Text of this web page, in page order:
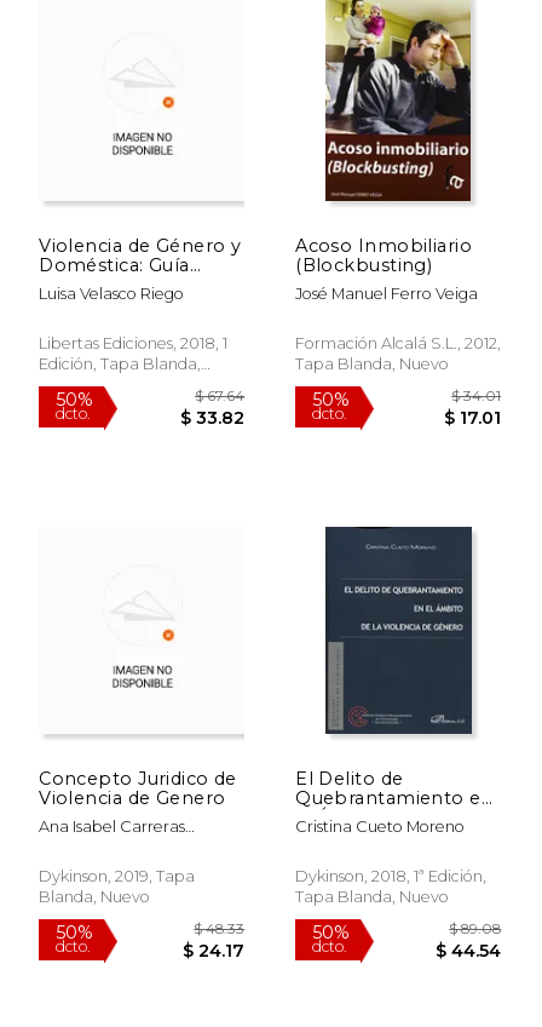
40%
dcto. $ 112.48
40%
dcto. $
50%
dcto.
$ 268.16
$ 134.08
50%
dcto. $
Violencia de Género y
Doméstica: Guía
Práctica Para Fuerzas
y Cuerpos de
Luisa Velasco Riego
Libertas Ediciones, 2018, 1
Edición, Tapa Blanda,
Nuevo
Acoso Inmobiliario
(Blockbusting)
José Manuel Ferro Veiga
Formación Alcalá S.L., 2012,
Tapa Blanda, Nuevo
Concepto Juridico de
Violencia de Genero
Ana Isabel Carreras
Dykinson, 2019, Tapa
Blanda, Nuevo
El Delito de
Quebrantamiento en
el Ámbito de la
Violencia de Género
Cristina Cueto Moreno
Dykinson, 2018, 1ª Edición,
Tapa Blanda, Nuevo